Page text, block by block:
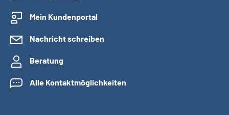
Mein Kundenportal
Nachricht schreiben
Beratung
Alle Kontaktmöglichkeiten